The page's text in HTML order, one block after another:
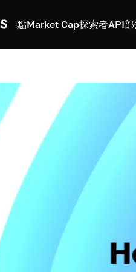
點Market Cap探索者API